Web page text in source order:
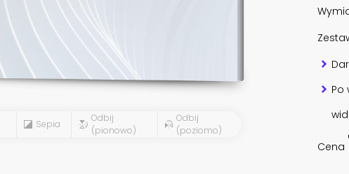
Sepia
Odbij
(pionowo)
Odbij
(poziomo)
Po
Cena